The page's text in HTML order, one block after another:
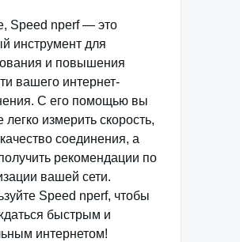
Speed nperf — это
инструмент для
и повышения
вашего интернет-
С его помощью вы
легко измерить скорость,
соединения, а
рекомендации по
вашей сети.
Speed nperf, чтобы
быстрым и
интернетом!